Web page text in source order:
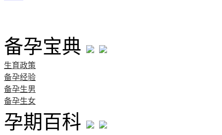
备孕宝典
生育政策
备孕经验
备孕生男
备孕生女
孕期百科